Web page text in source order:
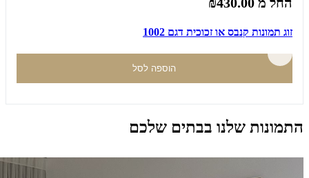
זוג תמונות קנבס או זכוכית דגם 1002
הוספה לסל
התמונות שלנו בבתים שלכם